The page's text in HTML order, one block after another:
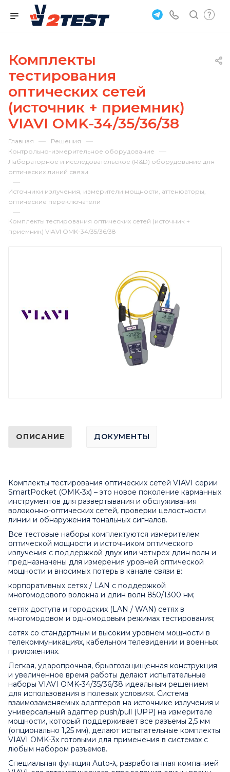
Комплекты
тестирования
оптических сетей
(источник + приемник)
VIAVI OMK-34/35/36/38
Главная — Решения —
Контрольно-измерительное оборудование —
Лабораторное и исследовательское (R&D) оборудование для
оптических линий связи
—
Источники излучения, измерители мощности, аттенюаторы,
оптические переключатели
—
Комплекты тестирования оптических сетей (источник +
приемник) VIAVI OMK-34/35/36/38
ОПИСАНИЕ ДОКУМЕНТЫ
Комплекты тестирования оптических сетей VIAVI серии
SmartPocket (OMK-3x) – это новое поколение карманных
инструментов для развертывания и обслуживания
волоконно-оптических сетей, проверки целостности
линии и обнаружения тональных сигналов.
Все тестовые наборы комплектуются измерителем
оптической мощности и источником оптического
излучения с поддержкой двух или четырех длин волн и
предназначены для измерения уровней оптической
мощности и вносимых потерь в канале связи в:
корпоративных сетях / LAN с поддержкой
многомодового волокна и длин волн 850/1300 нм;
сетях доступа и городских (LAN / WAN) сетях в
многомодовом и одномодовым режимах тестирования;
сетях со стандартным и высоким уровнем мощности в
телекоммуникациях, кабельном телевидении и военных
приложениях.
Легкая, ударопрочная, брызгозащищенная конструкция
и увеличенное время работы делают испытательные
наборы VIAVI OMK-34/35/36/38 идеальным решением
для использования в полевых условиях. Система
взаимозаменяемых адаптеров на источнике излучения и
универсальный адаптер push/pull (UPP) на измерителе
мощности, который поддерживает все разъемы 2,5 мм
(опционально 1,25 мм), делают испытательные комплекты
VIAVI OMK-3x готовыми для применения в системах с
любым набором разъемов.
Специальная функция Auto-λ, разработанная компанией